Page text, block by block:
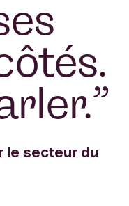
”
le secteur du